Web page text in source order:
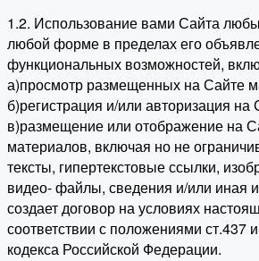
1.2. Использование вами Сайта
любой форме в пределах его
функциональных возможностей,
а)просмотр размещенных на Сайте
б)регистрация и/или авторизация на
в)размещение или отображение на
материалов, включая но не
тексты, гипертекстовые ссылки,
видео- файлы, сведения и/или иная
создает договор на условиях
соответствии с положениями ст.437
кодекса Российской Федерации.